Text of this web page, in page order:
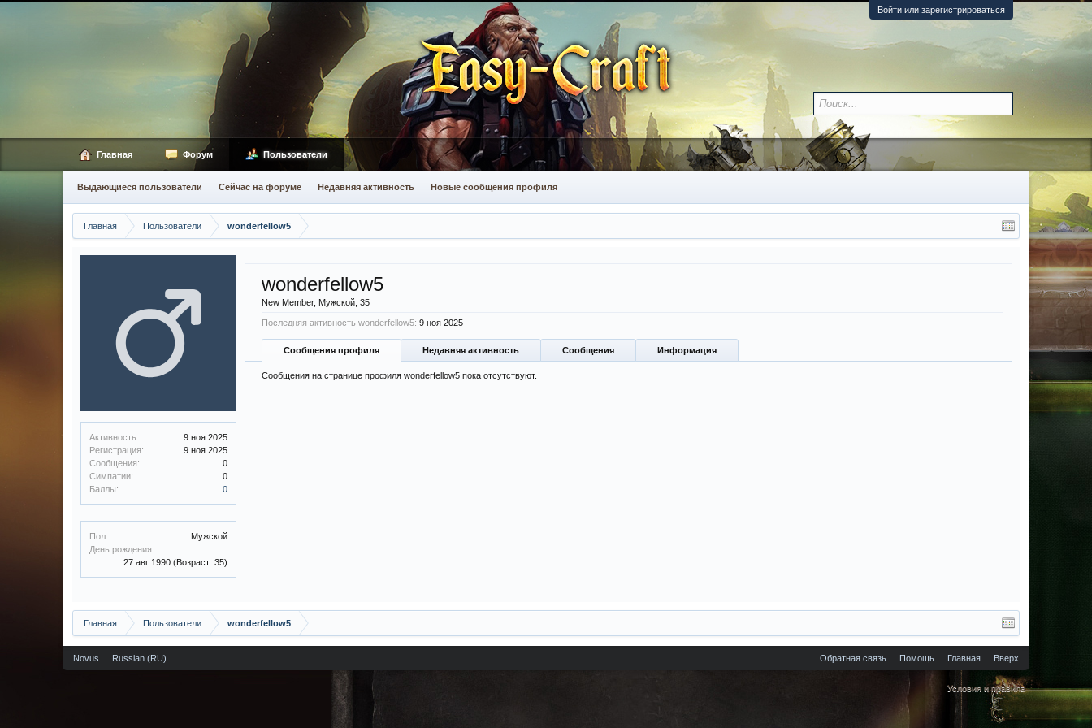
Войти или зарегистрироваться
Главная Пользователи wonderfellow5
Активность:
9 ноя 2025
Регистрация:
9 ноя 2025
Сообщения:
0
Симпатии:
0
Баллы:
0
Пол:
Мужской
День рождения:
27 авг 1990 (Возраст: 35)
wonderfellow5
New Member, Мужской, 35
Последняя активность wonderfellow5: 9 ноя 2025
Сообщения профиля Недавняя активность Сообщения Информация
Сообщения на странице профиля wonderfellow5 пока отсутствуют.
Главная Пользователи wonderfellow5
Главная Форум Пользователи
Выдающиеся пользователи Сейчас на форуме Недавняя активность Новые сообщения профиля
Novus Russian (RU) Обратная связь Помощь Главная Вверх
Условия и правила